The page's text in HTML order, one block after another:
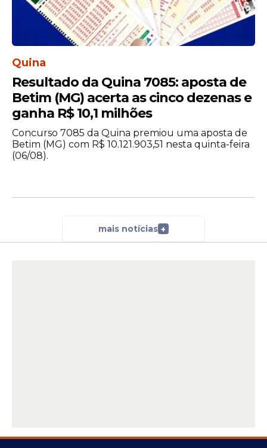
inscrever exclusivamente pela internet,
por meio dosite Instituto Darwin, banca
organizadora da seleção. Será cobrado
A seleção tem como objetivo ampliar o
atendimento nas unidades de ensino da
rede municipal. Para participar, é
necessário ter concluído o ensino médio,
conforme exigência prevista no edital. O
processo seletivo contempla vagas para
Pessoas com deficiência (PCD – 5%): 9
Quina
Resultado da Quina 7085: aposta de
Betim (MG) acerta as cinco dezenas e
ganha R$ 10,1 milhões
Concurso 7085 da Quina premiou uma aposta de
Betim (MG) com R$ 10.121.903,51 nesta quinta-feira
(06/08).
mais notícias +